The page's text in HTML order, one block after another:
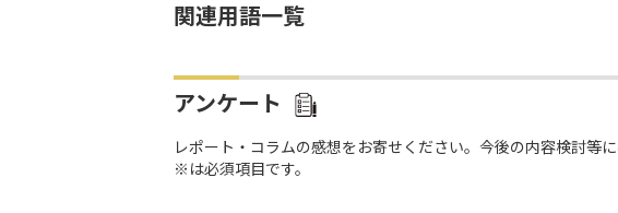
関連用語一覧
アンケート
レポート・コラムの感想をお寄せください。今後の内容検討等
※は必須項目です。